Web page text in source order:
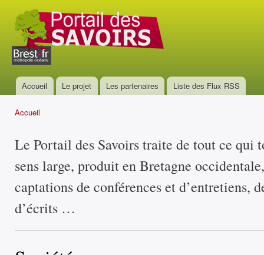
Portail
des
savoirs
Menu principal
Accueil Le projet Les partenaires Liste des Flux RSS
Accueil
Le Portail des Savoirs traite de tout ce qui
sens large, produit en Bretagne
captations de conférences et d’entretiens,
d’écrits …